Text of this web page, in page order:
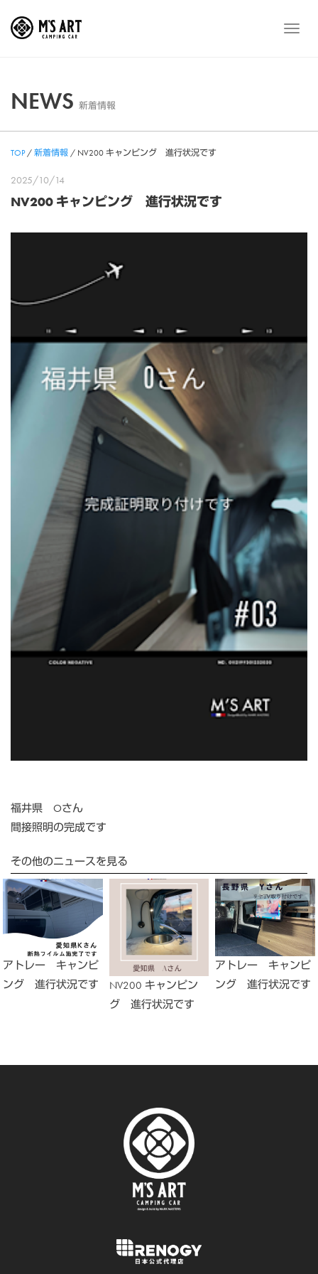
メ
NEWS 新着情報
TOP/新着情報 / NV200 キャンピング 進行状況です
2025/10/14
NV200 キャンピング 進行状況です
福井県 Oさん
間接照明の完成です
その他のニュースを見る
アトレー キャンピ
ング 進行状況です
NV200 キャンピン
グ 進行状況です
アトレー キャンピ
ング 進行状況です